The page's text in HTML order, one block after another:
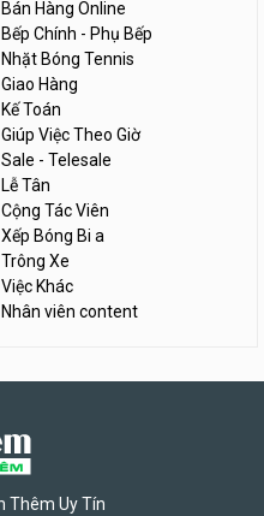
Bán Hàng Online
Bếp Chính - Phụ Bếp
Nhặt Bóng Tennis
Giao Hàng
Kế Toán
Giúp Việc Theo Giờ
Sale - Telesale
Lễ Tân
Cộng Tác Viên
Xếp Bóng Bi a
Trông Xe
Việc Khác
Nhân viên content
Thêm Uy Tín